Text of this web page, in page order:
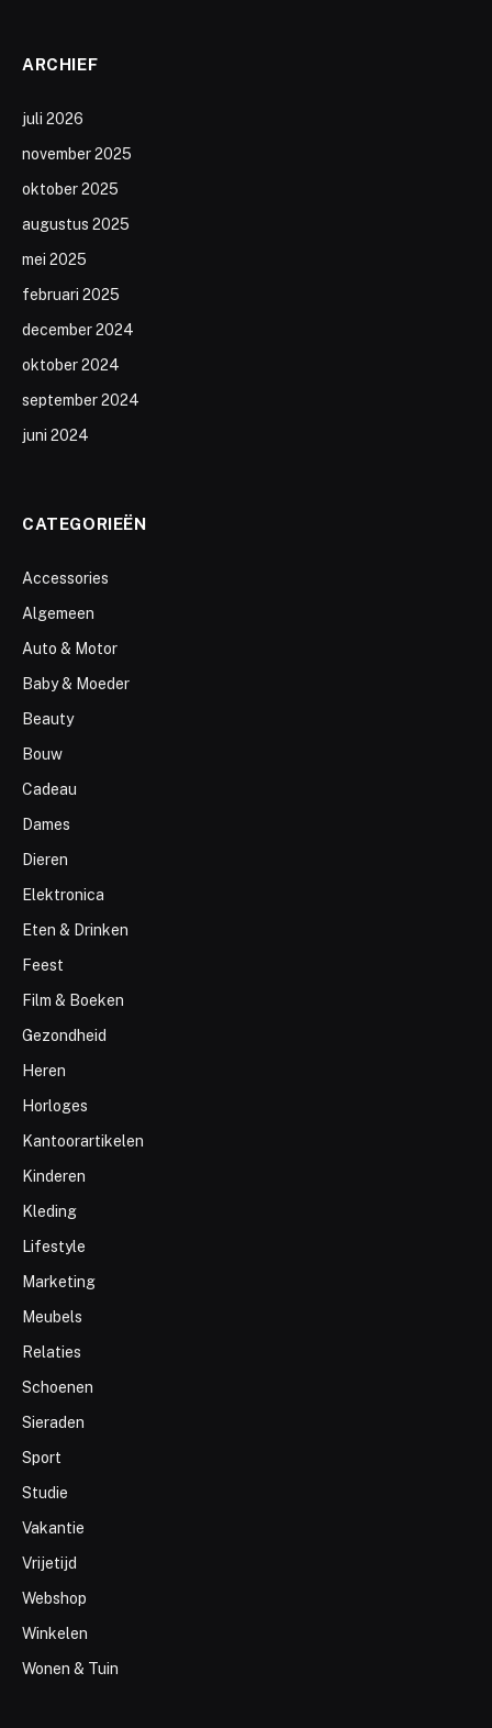
ARCHIEF
juli 2026
november 2025
oktober 2025
augustus 2025
mei 2025
februari 2025
december 2024
oktober 2024
september 2024
juni 2024
CATEGORIEËN
Accessories
Algemeen
Auto & Motor
Baby & Moeder
Beauty
Bouw
Cadeau
Dames
Dieren
Elektronica
Eten & Drinken
Feest
Film & Boeken
Gezondheid
Heren
Horloges
Kantoorartikelen
Kinderen
Kleding
Lifestyle
Marketing
Meubels
Relaties
Schoenen
Sieraden
Sport
Studie
Vakantie
Vrijetijd
Webshop
Winkelen
Wonen & Tuin